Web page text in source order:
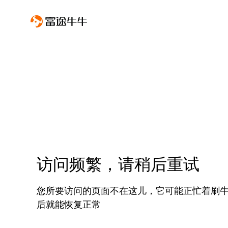
访问频繁，请稍后重试
您所要访问的页面不在这儿，它可能正忙着刷
后就能恢复正常